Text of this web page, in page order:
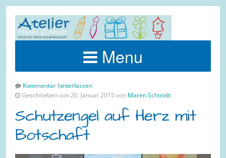
Menu
Kommentar hinterlassen
Geschrieben von 20. Januar 2015 von Maren Schmidt
Schutzengel auf Herz mit
Botschaft